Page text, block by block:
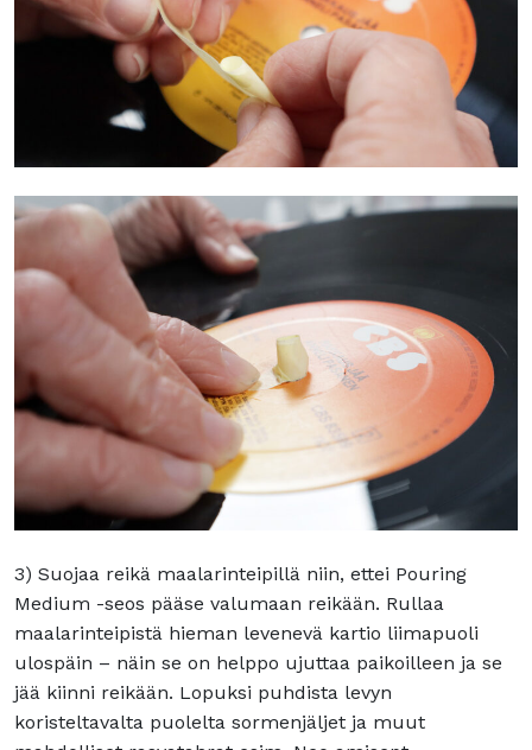
3) Suojaa reikä maalarinteipillä niin, ettei Pouring
Medium -seos pääse valumaan reikään. Rullaa
maalarinteipistä hieman levenevä kartio liimapuoli
ulospäin – näin se on helppo ujuttaa paikoilleen ja se
jää kiinni reikään. Lopuksi puhdista levyn
koristeltavalta puolelta sormenjäljet ja muut